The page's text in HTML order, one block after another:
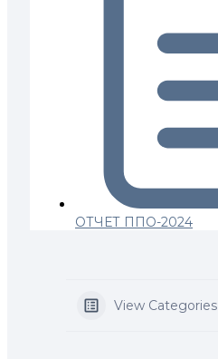
ОТЧЕТ ППО-2024
View Categories